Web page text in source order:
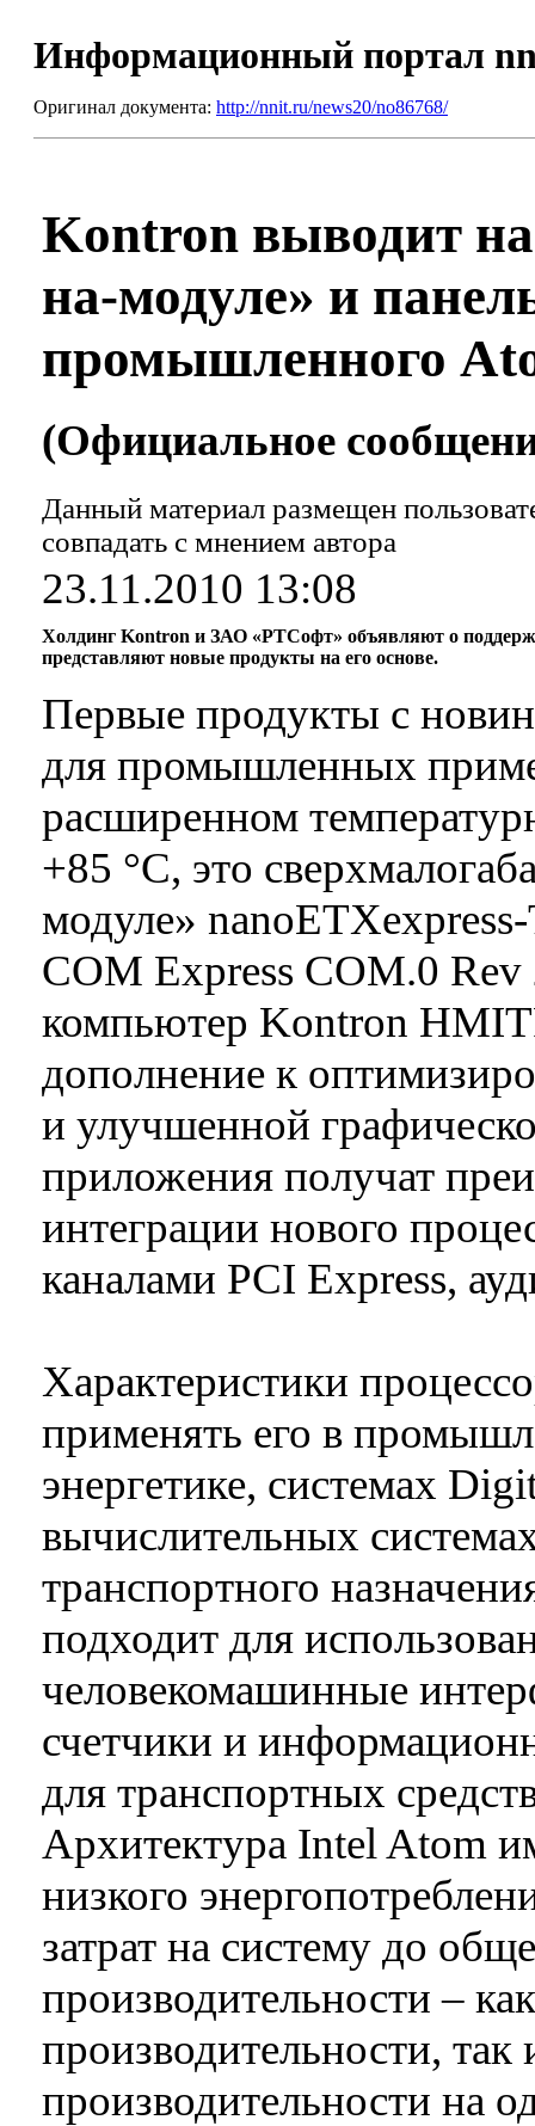
Информационный портал
Оригинал документа: http://nnit.ru/news20/no86768/
Kontron выводит
на-модуле» и
промышленного
(Официальное
Данный материал размещен
совпадать с мнением автора
23.11.2010 13:08
Холдинг Kontron и ЗАО «РТСофт» объявляют о
представляют новые продукты на его основе.
Первые продукты с
для промышленных
расширенном
+85 °C, это
модуле»
COM Express COM.0
компьютер Kontron
дополнение к
и улучшенной
приложения получат
интеграции нового
каналами PCI Express,
Характеристики
применять его в
энергетике, системах
вычислительных
транспортного
подходит для
человекомашинные
счетчики и
для транспортных
Архитектура Intel Atom
низкого
затрат на систему до
производительности –
производительности,
производительности на